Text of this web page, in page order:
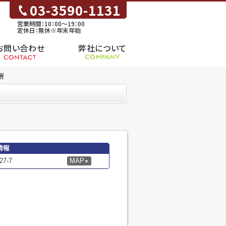
03-3590-1131
営業時間：10：00～19：00
定休日：無休※年末年始
問い合わせ 弊社について
報
7
MAP ▼